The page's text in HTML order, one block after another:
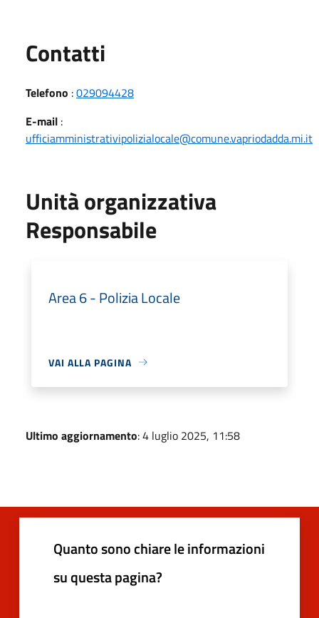
Contatti
Telefono :029094428
E-mail :
ufficiamministrativipolizialocale@comune.vapriodadda.mi.it
Unità organizzativa
Responsabile
Area 6 - Polizia Locale
VAI ALLA PAGINA
Ultimo aggiornamento: 4 luglio 2025, 11:58
Quanto sono chiare le informazioni
su questa pagina?